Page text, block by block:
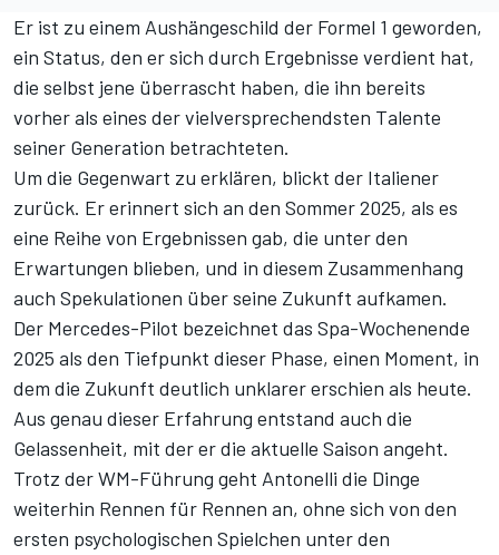
Er ist zu einem Aushängeschild der Formel 1 geworden,
ein Status, den er sich durch Ergebnisse verdient hat,
die selbst jene überrascht haben, die ihn bereits
vorher als eines der vielversprechendsten Talente
seiner Generation betrachteten.
Um die Gegenwart zu erklären, blickt der Italiener
zurück. Er erinnert sich an den Sommer 2025, als es
eine Reihe von Ergebnissen gab, die unter den
Erwartungen blieben, und in diesem Zusammenhang
auch Spekulationen über seine Zukunft aufkamen.
Der Mercedes-Pilot bezeichnet das Spa-Wochenende
2025 als den Tiefpunkt dieser Phase, einen Moment, in
dem die Zukunft deutlich unklarer erschien als heute.
Aus genau dieser Erfahrung entstand auch die
Gelassenheit, mit der er die aktuelle Saison angeht.
Trotz der WM-Führung geht Antonelli die Dinge
weiterhin Rennen für Rennen an, ohne sich von den
ersten psychologischen Spielchen unter den